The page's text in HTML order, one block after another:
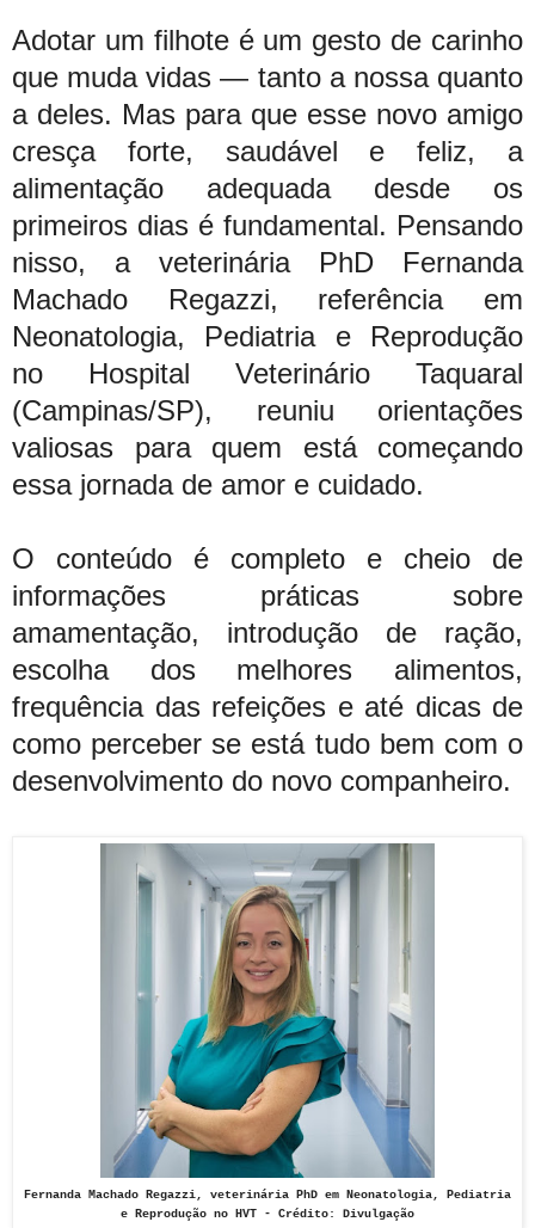
Adotar um filhote é um gesto de carinho
que muda vidas — tanto a nossa quanto
a deles. Mas para que esse novo amigo
cresça forte, saudável e feliz, a
alimentação adequada desde os
primeiros dias é fundamental. Pensando
nisso, a veterinária PhD Fernanda
Machado Regazzi, referência em
Neonatologia, Pediatria e Reprodução
no Hospital Veterinário Taquaral
(Campinas/SP), reuniu orientações
valiosas para quem está começando
essa jornada de amor e cuidado.
O conteúdo é completo e cheio de
informações práticas sobre
amamentação, introdução de ração,
escolha dos melhores alimentos,
frequência das refeições e até dicas de
como perceber se está tudo bem com o
desenvolvimento do novo companheiro.
Fernanda Machado Regazzi, veterinária PhD em Neonatologia, Pediatria
e Reprodução no HVT - Crédito: Divulgação